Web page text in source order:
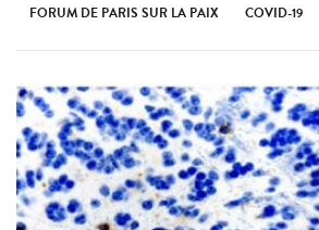
FORUM DE PARIS SUR LA PAIX COVID-19